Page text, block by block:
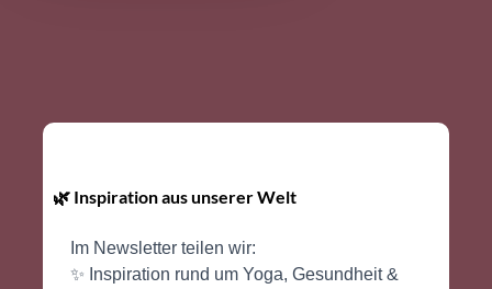
🌿 Inspiration aus unserer Welt
Im Newsletter teilen wir:
✨ Inspiration rund um Yoga, Gesundheit &